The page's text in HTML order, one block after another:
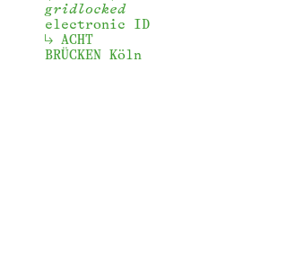
gridlocked
electronic ID
ACHT
BRÜCKEN Köln